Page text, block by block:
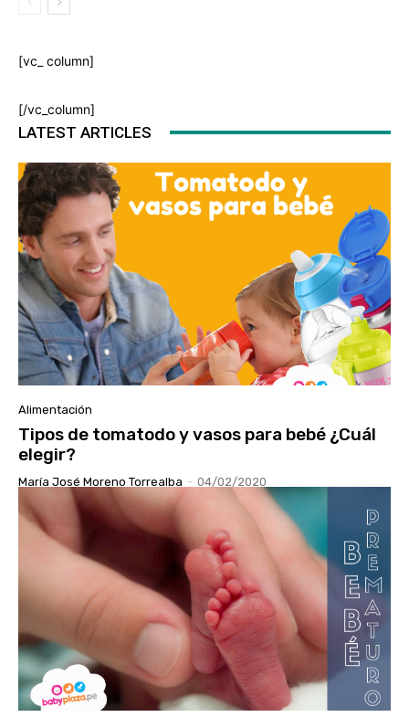
[vc_ column]
[/vc_column]
LATEST ARTICLES
Alimentación
Tipos de tomatodo y vasos para bebé ¿Cuál
elegir?
María José Moreno Torrealba - 04/02/2020